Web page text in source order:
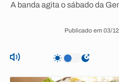
A banda agita o sábado da
Publicado em 03/